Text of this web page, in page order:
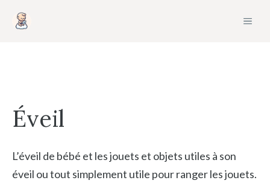
Éveil
L’éveil de bébé et les jouets et objets utiles à son
éveil ou tout simplement utile pour ranger les jouets.